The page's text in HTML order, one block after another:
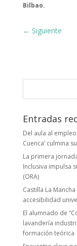
Bilbao.
Siguiente
Buscar:
Entradas
Del aula al
Cuenca’ culmina
La primera
Inclusiva impulsa
(ORA)
Castilla La
accesibilidad
El alumnado de
lavandería
formación teórica